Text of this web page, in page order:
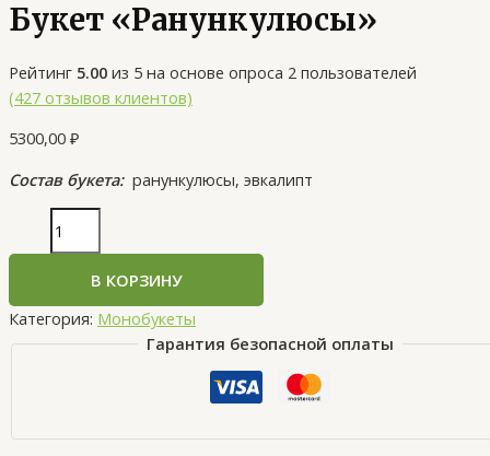
Букет «Ранункулюсы»
Рейтинг 5.00 из 5 на основе опроса 2 пользователей
(427 отзывов клиентов)
5300,00 ₽
Состав букета: ранункулюсы, эвкалипт
В КОРЗИНУ
Категория: Монобукеты
Гарантия безопасной оплаты